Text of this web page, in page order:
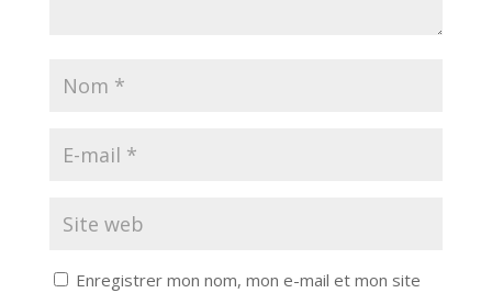
Enregistrer mon nom, mon e-mail et mon site